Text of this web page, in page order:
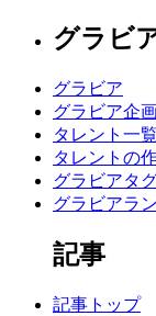
グラビ
グラビア
グラビア企
タレント一覧
タレントの
グラビアタ
グラビアラ
記事
記事トップ